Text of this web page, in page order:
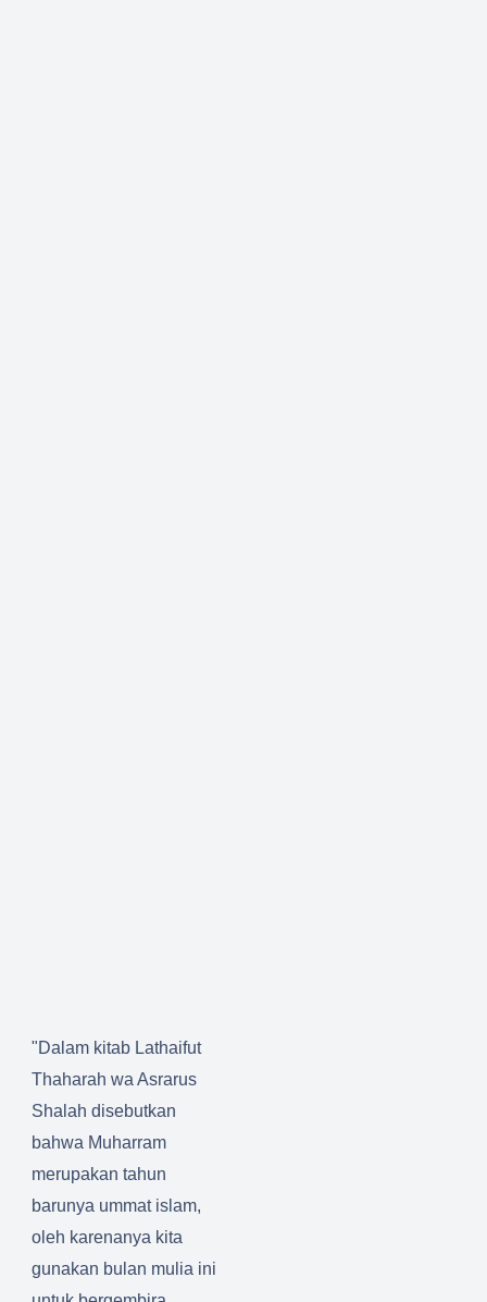
"Dalam kitab Lathaifut
Thaharah wa Asrarus
Shalah disebutkan
bahwa Muharram
merupakan tahun
barunya ummat islam,
oleh karenanya kita
gunakan bulan mulia ini